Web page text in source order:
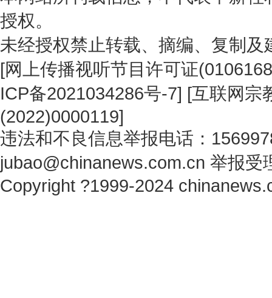
授权。
未经授权禁止转载、摘编、复制
[网上传播视听节目许可证
ICP备2021034286号-7] [互联网宗
(2022)0000119]
违法和不良信息举报电话：
jubao@chinanews.com.cn 举报受
Copyright ?1999-2024